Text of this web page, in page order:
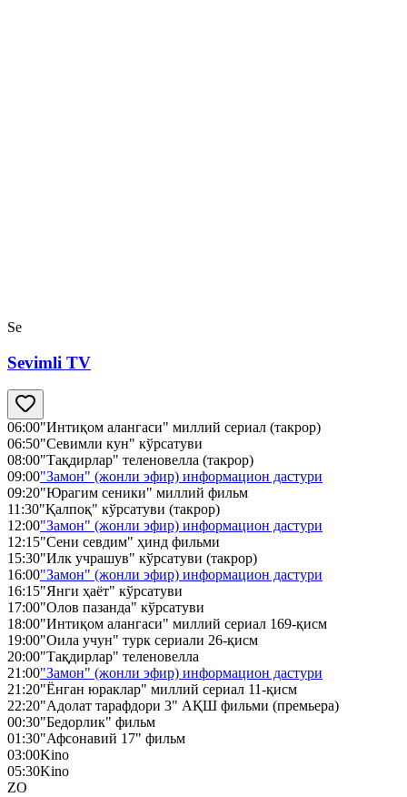
Se
Sevimli TV
06:00"Интиқом алангаси" миллий сериал (такрор)
06:50"Севимли кун" кўрсатуви
08:00"Тақдирлар" теленовелла (такрор)
09:00"Замон" (жонли эфир) информацион дастури
09:20"Юрагим сеники" миллий фильм
11:30"Қалпоқ" кўрсатуви (такрор)
12:00"Замон" (жонли эфир) информацион дастури
12:15"Сени севдим" ҳинд фильми
15:30"Илк учрашув" кўрсатуви (такрор)
16:00"Замон" (жонли эфир) информацион дастури
16:15"Янги ҳаёт" кўрсатуви
17:00"Олов пазанда" кўрсатуви
18:00"Интиқом алангаси" миллий сериал 169-қисм
19:00"Оила учун" турк сериали 26-қисм
20:00"Тақдирлар" теленовелла
21:00"Замон" (жонли эфир) информацион дастури
21:20"Ёнган юраклар" миллий сериал 11-қисм
22:20"Адолат тарафдори 3" АҚШ фильми (премьера)
00:30"Бедорлик" фильм
01:30"Афсонавий 17" фильм
03:00Kino
05:30Kino
ZO